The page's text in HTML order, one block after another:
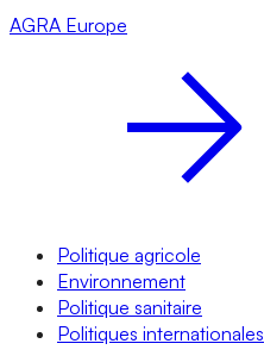
AGRA Europe
Politique agricole
Environnement
Politique sanitaire
Politiques internationales